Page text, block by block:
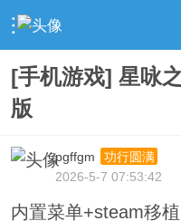
› 社区广场 › 游戏合集 ›
[手机游戏] 星咏
版
pgffgm
功行圆满
2026-5-7 07:53:42
内置菜单+steam移